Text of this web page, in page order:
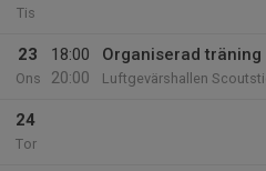
Tis
23
Ons
18:00
20:00
Organiserad
Luftgevärshallen
24
Tor